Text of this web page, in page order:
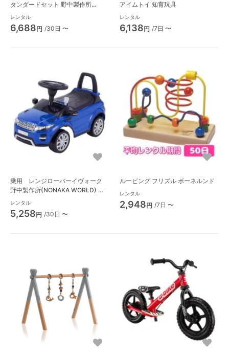
タンダードセット 野中製作所
(NONAKA WORLD) 乗用玩具・バ
ルーン遊具
レンタル
6,688円 /30日 〜
アイムトイ 知育玩具
レンタル
6,138円 /7日 〜
乗用 レンジローバーイヴォーク
野中製作所(NONAKA WORLD) 乗
用玩具・バルーン遊具
レンタル
5,258円 /30日 〜
ルーピング フリズル ボーネルンド
レンタル
2,948円 /7日 〜